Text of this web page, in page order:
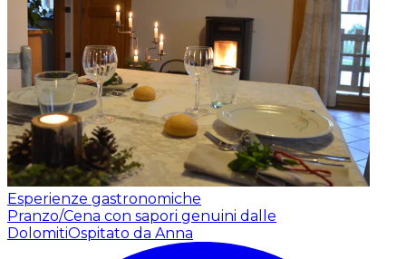
Esperienze gastronomiche
Pranzo/Cena con sapori genuini dalle
DolomitiOspitato da Anna